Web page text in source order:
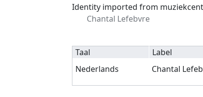
Ga naar: navigatie ,zoeken
Identity imported from
Chantal Lefebvre
Taal Label
Nederlands
Chantal